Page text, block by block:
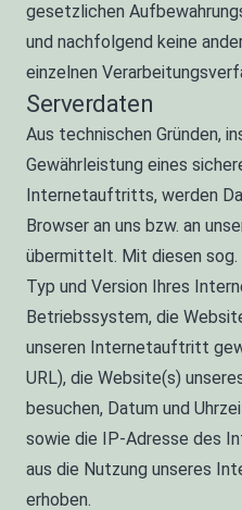
gesetzlichen
und nachfolgend keine
einzelnen
Serverdaten
Aus technischen Gründen,
Gewährleistung eines
Internetauftritts, werden
Browser an uns bzw. an
übermittelt. Mit diesen sog.
Typ und Version Ihres
Betriebssystem, die
unseren Internetauftritt
URL), die Website(s)
besuchen, Datum und
sowie die IP-Adresse des
aus die Nutzung unseres
erhoben.